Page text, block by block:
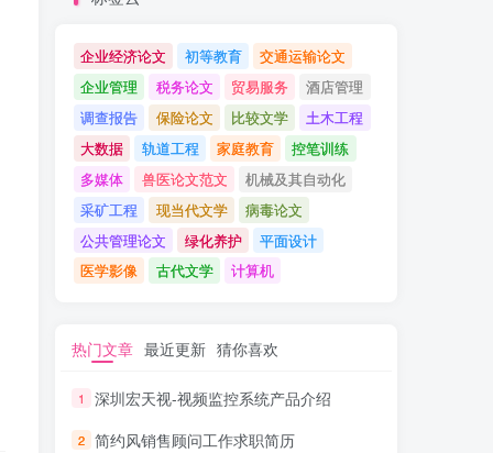
企业经济论文 初等教育
交通运输论文
企业管理
税务论文 贸易服务
酒店管理
调查报告
保险论文 比较文学
土木工程
大数据
轨道工程 家庭教育
控笔训练
多媒体
兽医论文范文
机械及其自动化
采矿工程
现当代文学
病毒论文
公共管理论文
绿化养护
平面设计
医学影像
古代文学 计算机
热门文章 最近更新 猜你喜欢
1 深圳宏天视-视频监控系统产品介绍
2 简约风销售顾问工作求职简历